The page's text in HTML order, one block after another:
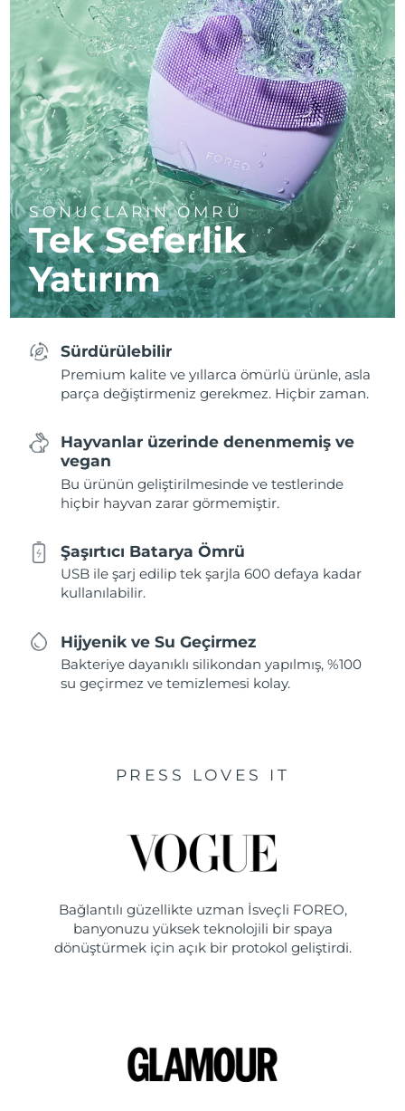
SONUÇLARIN ÖMRÜ
Tek Seferlik
Yatırım
Sürdürülebilir
Premium kalite ve yıllarca ömürlü ürünle, asla
parça değiştirmeniz gerekmez. Hiçbir zaman.
Hayvanlar üzerinde denenmemiş ve
vegan
Bu ürünün geliştirilmesinde ve testlerinde
hiçbir hayvan zarar görmemiştir.
Şaşırtıcı Batarya Ömrü
USB ile şarj edilip tek şarjla 600 defaya kadar
kullanılabilir.
Hijyenik ve Su Geçirmez
Bakteriye dayanıklı silikondan yapılmış, %100
su geçirmez ve temizlemesi kolay.
PRESS LOVES IT
Bağlantılı güzellikte uzman İsveçli FOREO,
banyonuzu yüksek teknolojili bir spaya
dönüştürmek için açık bir protokol geliştirdi.